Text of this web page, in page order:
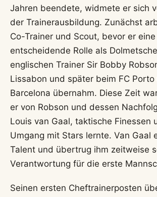
Jahren beendete, widmete er sich
der Trainerausbildung. Zunächst
Co-Trainer und Scout, bevor er eine
entscheidende Rolle als
englischen Trainer Sir Bobby
Lissabon und später beim FC
Barcelona übernahm. Diese Zeit
er von Robson und dessen
Louis van Gaal, taktische Finessen
Umgang mit Stars lernte. Van Gaal
Talent und übertrug ihm zeitweise
Verantwortung für die erste
Seinen ersten Cheftrainerposten